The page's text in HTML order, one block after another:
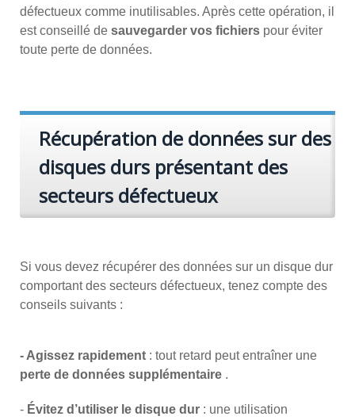
défectueux comme inutilisables. Après cette opération, il
est conseillé de sauvegarder vos fichiers pour éviter
toute perte de données.
Récupération de données sur des
disques durs présentant des
secteurs défectueux
Si vous devez récupérer des données sur un disque dur
comportant des secteurs défectueux, tenez compte des
conseils suivants :
- Agissez rapidement : tout retard peut entraîner une
perte de données supplémentaire .
- Évitez d’utiliser le disque dur : une utilisation